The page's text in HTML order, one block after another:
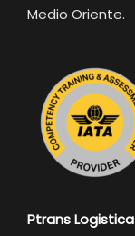
Medio Oriente.
Ptrans Logistica